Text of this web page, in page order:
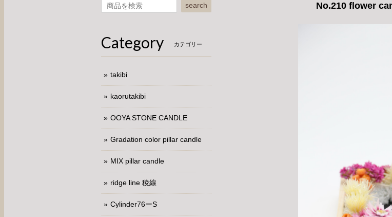
No.210 flower
search
Category カテゴリー
takibi
kaorutakibi
OOYA STONE CANDLE
Gradation color pillar candle
MIX pillar candle
ridge line 稜線
Cylinder76ーS